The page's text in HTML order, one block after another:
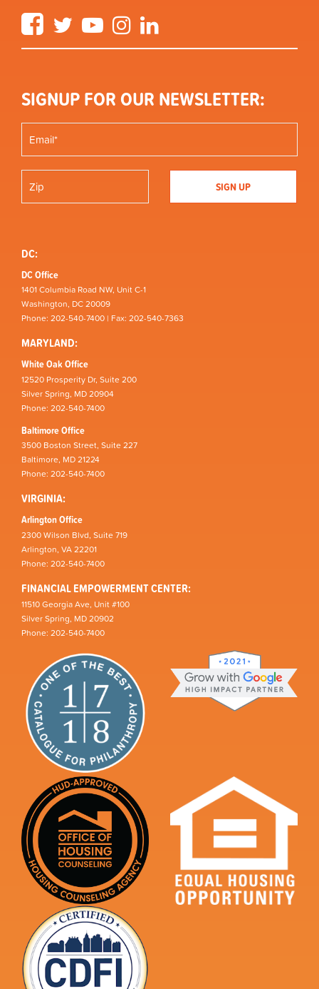
FacebookTwitter YouTube Instagram
SIGNUP FOR OUR NEWSLETTER:
DC:
DC Office
1401 Columbia Road NW, Unit C-1
Washington, DC 20009
Phone: 202-540-7400 | Fax: 202-540-7363
MARYLAND:
White Oak Office
12520 Prosperity Dr, Suite 200
Silver Spring, MD 20904
Phone: 202-540-7400
Baltimore Office
3500 Boston Street, Suite 227
Baltimore, MD 21224
Phone: 202-540-7400
VIRGINIA:
Arlington Office
2300 Wilson Blvd, Suite 719
Arlington, VA 22201
Phone: 202-540-7400
FINANCIAL EMPOWERMENT CENTER:
11510 Georgia Ave, Unit #100
Silver Spring, MD 20902
Phone: 202-540-7400